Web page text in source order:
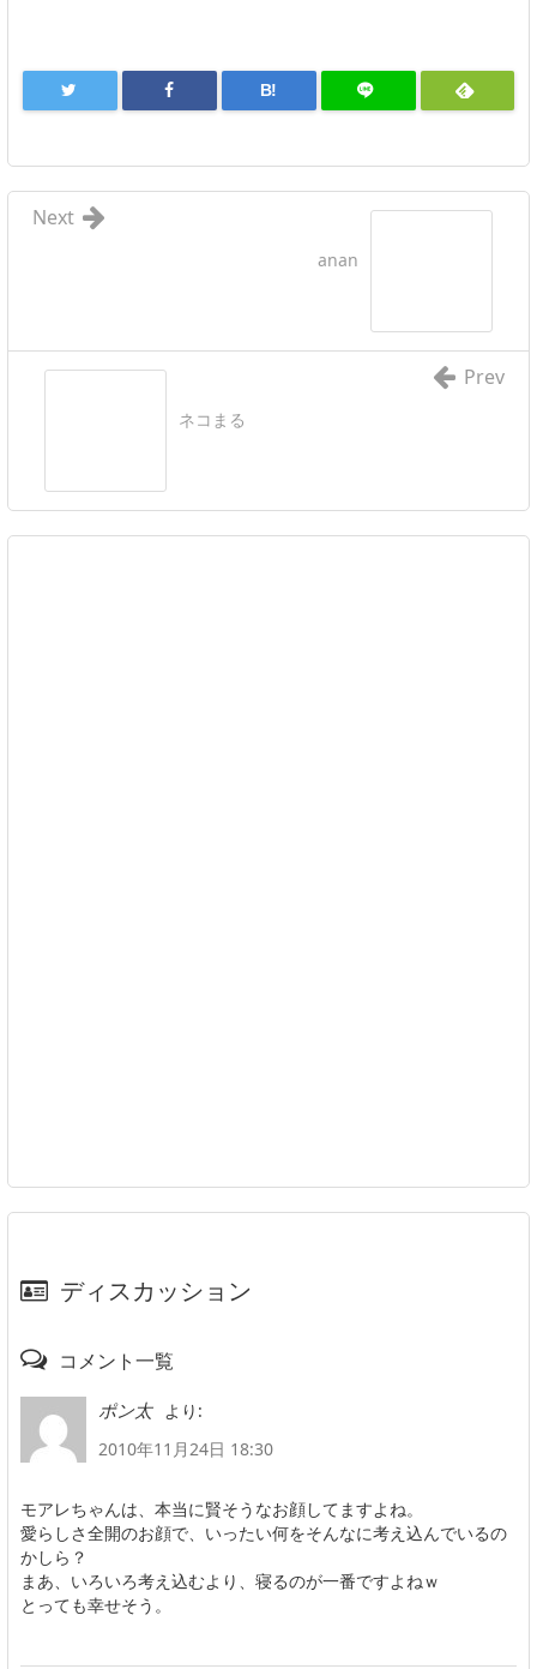
B!
anan
Next
ネコまる
Prev
ディスカッション
コメント一覧
ポン太
より:
2010年11月24日 18:30
モアレちゃんは、本当に賢そうなお顔してますよね。
愛らしさ全開のお顔で、いったい何をそんなに考え込んでいるの
かしら？
まあ、いろいろ考え込むより、寝るのが一番ですよねｗ
とっても幸せそう。